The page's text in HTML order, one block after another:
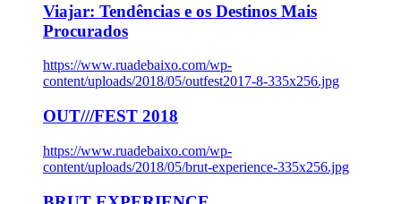
Viajar: Tendências e os Destinos Mais
Procurados
https://www.ruadebaixo.com/wp-
content/uploads/2018/05/outfest2017-8-335x256.jpg
OUT///FEST 2018
https://www.ruadebaixo.com/wp-
content/uploads/2018/05/brut-experience-335x256.jpg